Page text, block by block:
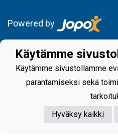
Powered by
Käytämme
Käytämme sivustollamme
parantamiseksi sekä
Hyväksy kaikki